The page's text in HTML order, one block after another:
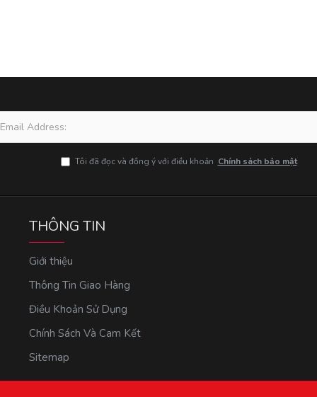
Tôi đã đọc và đồng ý với điều khoản Chính sách bảo mật
THÔNG TIN
Giới thiệu
Thông Tin Giao Hàng
Điều Khoản Sử Dụng
Chính Sách Và Cam Kết
Sitemap